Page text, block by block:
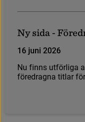
Ny sida - Föred
16 juni 2026
Nu finns utförliga a
föredragna titlar för